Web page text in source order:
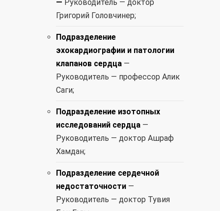
— Руководитель — доктор
Григорий Головчинер;
Подразделение
эхокардиографии и патологии
клапанов сердца —
Руководитель — профессор Алик
Саги;
Подразделение изотопных
исследований сердца —
Руководитель — доктор Ашраф
Хамдан;
Подразделение сердечной
недостаточности —
Руководитель — доктор Тувия